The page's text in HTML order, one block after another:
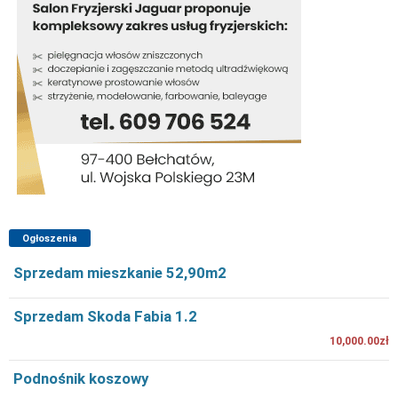
Ogłoszenia
Sprzedam mieszkanie 52,90m2
Sprzedam Skoda Fabia 1.2
10,000.00zł
Podnośnik koszowy